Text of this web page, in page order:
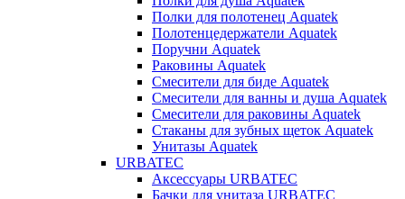
Полки для полотенец Aquatek
Полотенцедержатели Aquatek
Поручни Aquatek
Раковины Aquatek
Смесители для биде Aquatek
Смесители для ванны и душа Aquatek
Смесители для раковины Aquatek
Стаканы для зубных щеток Aquatek
Унитазы Aquatek
URBATEC
Аксессуары URBATEC
Бачки для унитаза URBATEC